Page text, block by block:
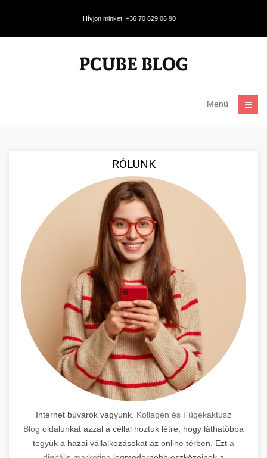
Hívjon minket: +36 70 629 06 90
Menü
RÓLUNK
Internet búvárok vagyunk. Kollagén és Fügekaktusz
Blog oldalunkat azzal a céllal hoztuk létre, hogy láthatóbbá
tegyük a hazai vállalkozásokat az online térben. Ezt a